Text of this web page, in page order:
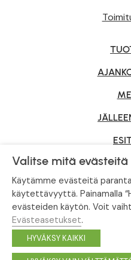
Tietosuojaseloste
© Tahvoset, All
Valitse mitä
Käytämme evästeitä
käytettävyyttä. Painamalla
evästeiden käytön. Voit
Evästeasetukset.
HYVÄKSY KAIKKI